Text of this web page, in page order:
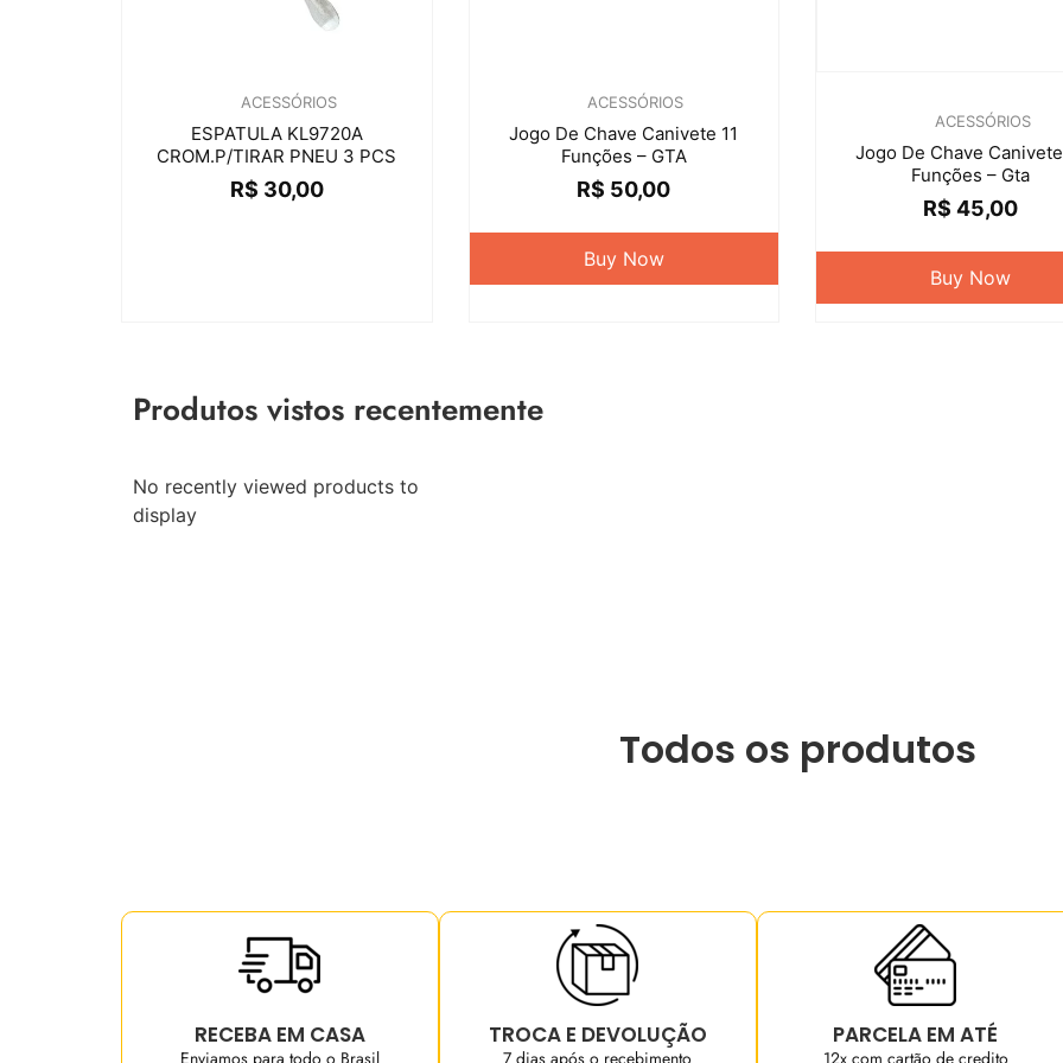
ACESSÓRIOS
ESPATULA KL9720A
CROM.P/TIRAR PNEU 3 PCS
R$ 30,00
ACESSÓRIOS
Jogo De Chave Canivete 11
Funções – GTA
R$ 50,00
Buy Now
ACESSÓRIOS
Jogo De Chave
Funções – Gta
R$ 45,00
Buy Now
Produtos vistos recentemente
No recently viewed products to
display
Todos os produtos
RECEBA EM CASA
Enviamos para todo o Brasil
TROCA E DEVOLUÇÃO
7 dias após o recebimento
PARCELA EM ATÉ
12x com cartão de credito